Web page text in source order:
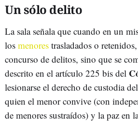
Un sólo delito
La sala señala que cuando en un
los menores trasladados o
concurso de delitos, sino que se
descrito en el artículo 225 bis del
lesionarse el derecho de custodia
quien el menor convive (con
de menores sustraídos) y la paz en